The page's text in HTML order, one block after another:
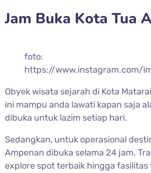
Jam Buka Kota Tua
foto:
https://www.instagram.com/
Obyek wisata sejarah di Kota
ini mampu anda lawati kapan saja
dibuka untuk lazim setiap hari.
Sedangkan, untuk operasional
Ampenan dibuka selama 24 jam.
explore spot terbaik hingga fasilitas